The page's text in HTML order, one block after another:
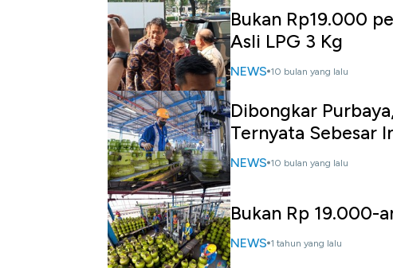
Bukan Rp19.000
Asli LPG 3 Kg
NEWS 10 bulan yang lalu
Dibongkar
Ternyata Sebesar
NEWS 10 bulan yang lalu
Bukan Rp 19.000-
NEWS 1 tahun yang lalu